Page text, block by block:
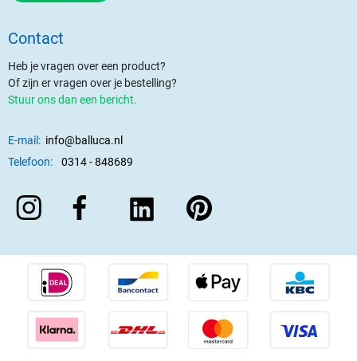
Contact
Heb je vragen over een product?
Of zijn er vragen over je bestelling?
Stuur ons dan een bericht.
E-mail: info@balluca.nl
Telefoon:
0314 - 848689